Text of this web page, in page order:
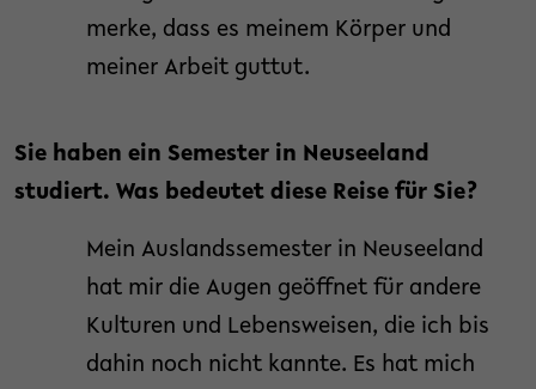
merke, dass es meinem Körper und
meiner Arbeit guttut.
Sie haben ein Semester in Neuseeland
studiert. Was bedeutet diese Reise für Sie?
Mein Auslandssemester in Neuseeland
hat mir die Augen geöffnet für andere
Kulturen und Lebensweisen, die ich bis
dahin noch nicht kannte. Es hat mich